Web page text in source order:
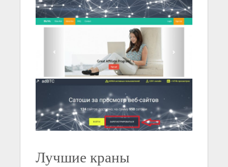
Лучшие краны